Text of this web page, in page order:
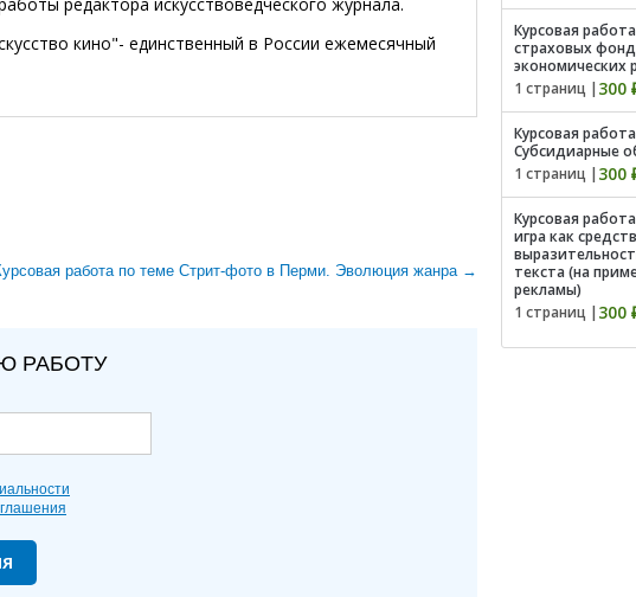
кино"- единственный в России ежемесячный
работа по теме Стрит-фото в Перми. Эволюция жанра →
РАБОТУ
Курсовая
страховых
экономических
1 страниц | 300
Курсовая
Субсидиарные
1 страниц | 300
Курсовая
игра как
текста (на
рекламы)
1 страниц | 300